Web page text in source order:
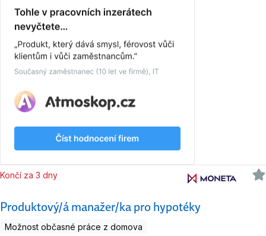
Produktový/á manažer/ka pro hypotéky
Končí za 3 dny
Možnost občasné práce z domova